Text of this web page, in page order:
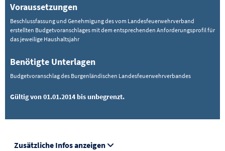
Voraussetzungen
Beschlussfassung und Genehmigung des vom Landesfeuerwehrverband
erstellten Budgetvoranschlages mit dem entsprechenden Anforderungsprofil für
das jeweilige Haushaltsjahr
Benötigte Unterlagen
Budgetvoranschlag des Burgenländischen Landesfeuerwehrverbandes
Gültig von 01.01.2014 bis unbegrenzt.
Zusätzliche Infos anzeigen